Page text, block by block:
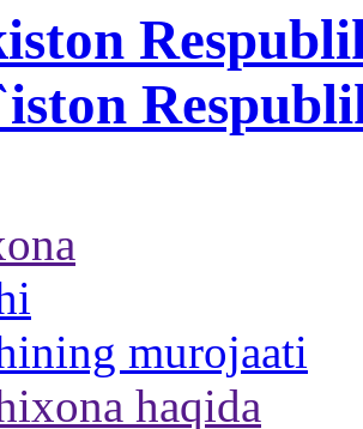
murojaati
haqida